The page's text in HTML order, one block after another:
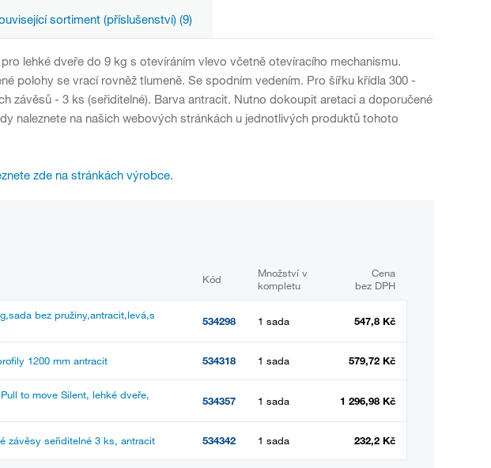
sortiment (příslušenství) (9)
lehké dveře do 9 kg s otevíráním vlevo včetně otevíracího mechanismu.
polohy se vrací rovněž tlumeně. Se spodním vedením. Pro šířku křídla 300 -
závěsů - 3 ks (seřiditelné). Barva antracit. Nutno dokoupit aretaci a doporučené
naleznete na našich webových stránkách u jednotlivých produktů tohoto
zde na stránkách výrobce.
Kód
Množství v
kompletu
Cena
bez DPH
bez pružiny,antracit,levá,s
534298 1 sada 547,8 Kč
1200 mm antracit 534318 1 sada 579,72 Kč
to move Silent, lehké dveře,
534357 1 sada 1 296,98 Kč
závěsy seřiditelné 3 ks, antracit 534342 1 sada 232,2 Kč